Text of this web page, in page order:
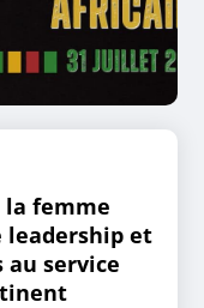
femme
leadership et
au service